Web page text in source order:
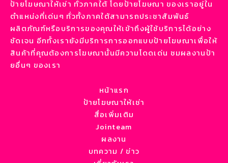
ป้ายโฆษณาให้เช่า ทั่วภาคใต้ โดยป้ายโฆษณา ของเราอยู่ใน
ตำแหน่งที่เด่นๆ ทั่วทั้งภาคใต้สามารถประชาสัมพันธ์
ผลิตภัณฑ์หรือบริการของคุณให้เข้าถึงผู้ใช้บริการได้อย่าง
ชัดเจน อีกทั้งเรายังมีบริการการออกแบบป้ายโฆษณาเพื่อให้
สินค้าที่คุณต้องการโฆษณานั้นมีความโดดเด่น ชมผลงานป้า
ยอื่นๆ ของเรา
หน้าแรก
ป้ายโฆษณาให้เช่า
สื่อเพิ่มเติม
Jointeam
ผลงาน
บทความ / ข่าว